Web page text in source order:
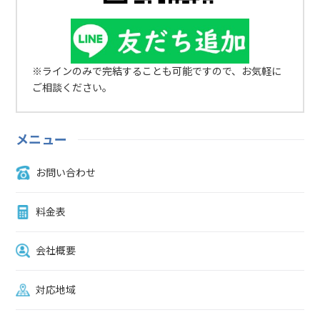
さい。相模原市で家電リサイクル法対象品を処分する方法／相模原市
が販売店の代わりに引き渡す場合相模原市の粗大ごみ収集に来てもら
う自分で処理施設に持ち込みはできない場合は、相模原市が行ってい
る粗大ごみの戸別収集を利用して処分することも可能です。家電リサ
イクル券（1,320～2,970円）と、粗大ごみ収集シール（2,500円/1
点）をあらかじめ購入しておき、テレビに貼付して準備しておきまし
ょう。戸別収集は申込が必要になるので、こちらの流れを参考にして
模原市が販売店の代わりに引き渡す場合不用品回収業者に処分を依頼
ビの取り外し作業や回収、処分全てに対応してもらえるケースが多い
場合も便利です。料金は利用する不用品回収業者によって異なるの
で、あらかじめ見積りを依頼しておくことをおすすめします。相模原
564樋口回収090-9295-3819エコピット0120-900-413リサイクル業者
クル業者に買取してもらう方法や、フリマアプリ・ネットオークショ
ンなどを利用して個人売買する方法もあります。ただし、テレビを売
※ラインのみで完結することも可能ですので、お気軽に
ご相談ください。
メニュー
お問い合わせ
料金表
会社概要
対応地域